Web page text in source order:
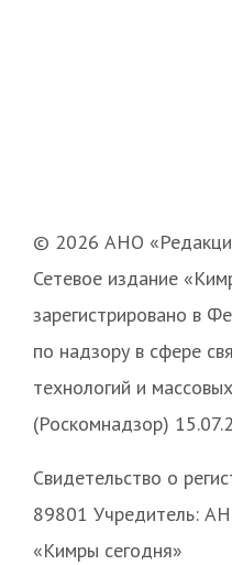
© 2026 АНО
Сетевое издание
зарегистрировано в
по надзору в сфере
технологий и
(Роскомнадзор)
Свидетельство о
89801 Учредитель:
«Кимры сегодня»